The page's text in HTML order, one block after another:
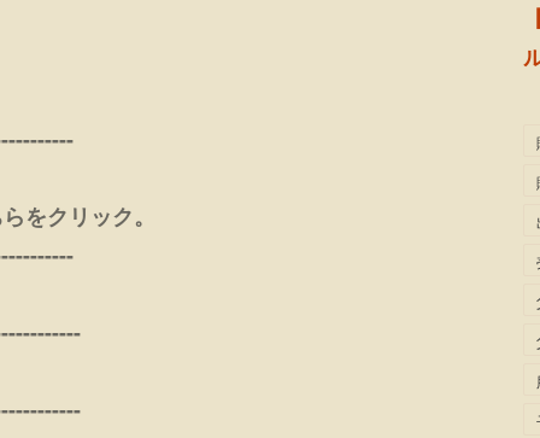
をクリック。